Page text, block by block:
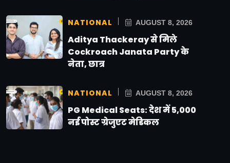
NATIONAL AUGUST 8, 2026
Aditya Thackeray से मिले
Cockroach Janata Party के
नेता, छात्र
NATIONAL AUGUST 8, 2026
PG Medical Seats: देश में 5,000
नई पोस्ट ग्रेजुएट मेडिकल